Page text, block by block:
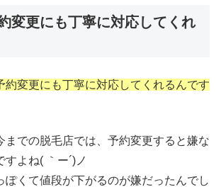
変更にも丁寧に対応してくれ
約変更にも丁寧に対応してくれるんです
までの脱毛店では、予約変更すると嫌な
よね( ｀ー´)ノ
ぽくて値段が下がるのが嫌だったんでし